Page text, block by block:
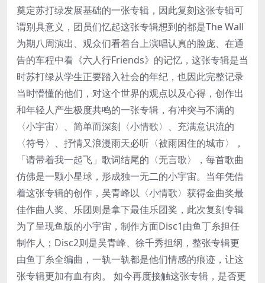
奠定苏打绿发展基础的一张专辑，因此复刻这张专辑可
谓别具意义，团员们忆起这张专辑想到的都是The Wall
为期八周演出、观众们看着台上演唱认真的脸庞、在通
告的车程中看《六人行Friends》的记忆，这张专辑是当
时苏打绿从学生正要踏入社会的年纪，也因此完整记录
当时懵懂的他们，对这个世界的观点以及心得，创作出
和年轻人产生极度共鸣的一张专辑，有冲突与不满的
〈小宇宙〉、简单而深刻〈小情歌〉、充满意识流的
〈符号〉、抒情又浪漫雨天必听〈被雨困住的城市〉，
「请带着我一起飞」歌词结尾的〈无言歌〉，每首歌曲
仿佛是一颗小星球，形成独一无二的小宇宙。当年凭借
着这张专辑的创作，吴青峰以〈小情歌〉获得金曲奖最
佳作曲人奖、乐团则是拿下最佳乐团奖，此次复刻专辑
为了呈现鱼版的小宇宙，制作方面Disc1由鱼丁糸担任
制作人；Disc2则是吴青峰、徐千秀担纲，整张专辑更
由鱼丁糸全编曲，一轨一轨都是他们情感的痕迹，让这
张专辑更加有血有肉。 如今再度接触这张专辑，是否更